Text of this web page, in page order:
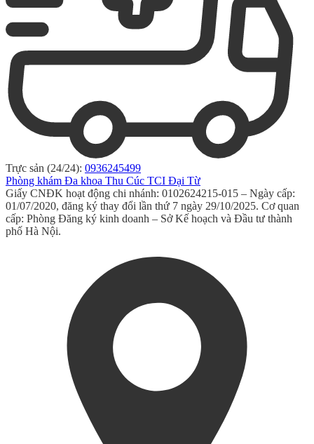
Trực sản (24/24): 0936245499
Phòng khám Đa khoa Thu Cúc TCI Đại Từ
Giấy CNĐK hoạt động chi nhánh: 0102624215-015 – Ngày cấp:
01/07/2020, đăng ký thay đổi lần thứ 7 ngày 29/10/2025. Cơ quan
cấp: Phòng Đăng ký kinh doanh – Sở Kế hoạch và Đầu tư thành
phố Hà Nội.